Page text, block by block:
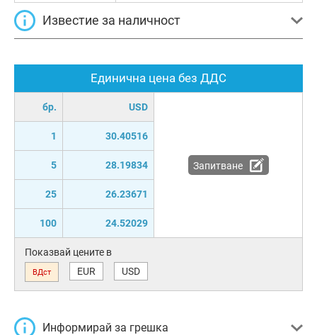
Единична цена без ДДС
бр. USD
1 30.40516
5 28.19834
25 26.23671
100 24.52029
Запитване
Показвай цените в
ВДст EUR USD
Информирай за грешка
Известие за наличност